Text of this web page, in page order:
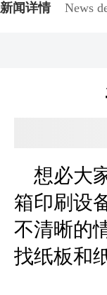
新闻详情 News
想必大
箱印刷
不清晰的
找纸板和